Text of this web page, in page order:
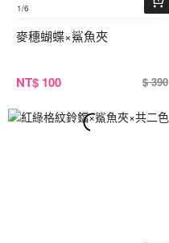
1/6
麥穗蝴蝶×鯊魚夾
NT$ 100 $ 390